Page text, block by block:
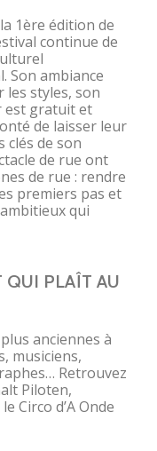
1ère édition de
continue de
Son ambiance
les styles, son
est gratuit et
de laisser leur
clés de son
de rue ont
de rue : rendre
premiers pas et
qui
QUI PLAÎT AU
anciennes à
musiciens,
Retrouvez
Piloten,
Circo d’A Onde